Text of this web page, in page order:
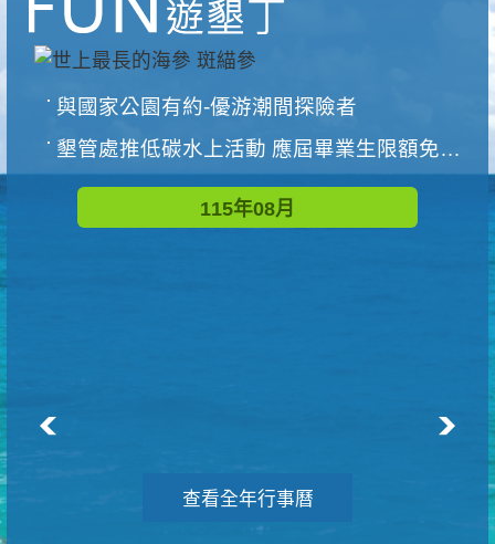
與國家公園有約-優游潮間探險者
墾管處推低碳水上活動 應屆畢業生限額免費參加
115年08月
查看全年行事曆